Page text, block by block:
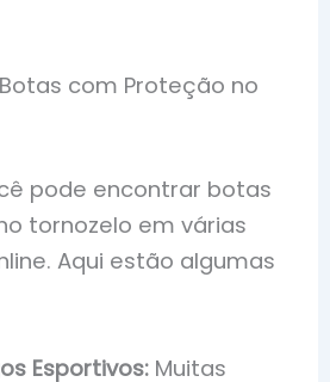
com Proteção no
pode encontrar botas
tornozelo em várias
Aqui estão algumas
Esportivos: Muitas